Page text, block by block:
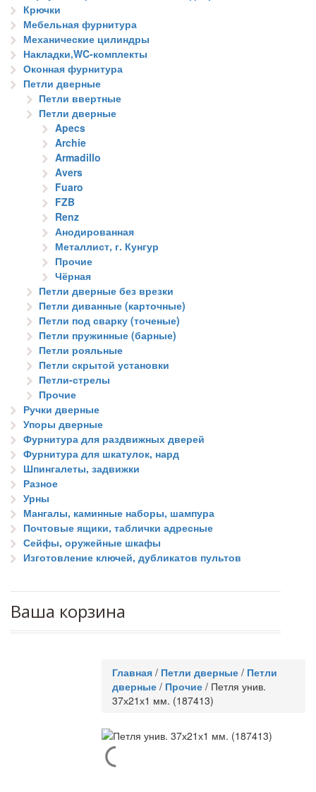
Крючки
Мебельная фурнитура
Механические цилиндры
Накладки,WC-комплекты
Оконная фурнитура
Петли дверные
Петли ввертные
Петли дверные
Apecs
Archie
Armadillo
Avers
Fuaro
FZB
Renz
Анодированная
Металлист, г. Кунгур
Прочие
Чёрная
Петли дверные без врезки
Петли диванные (карточные)
Петли под сварку (точеные)
Петли пружинные (барные)
Петли рояльные
Петли скрытой установки
Петли-стрелы
Прочие
Ручки дверные
Упоры дверные
Фурнитура для раздвижных дверей
Фурнитура для шкатулок, нард
Шпингалеты, задвижки
Разное
Урны
Мангалы, каминные наборы, шампура
Почтовые ящики, таблички адресные
Сейфы, оружейные шкафы
Изготовление ключей, дубликатов пультов
Ваша корзина
Главная / Петли дверные / Петли
дверные / Прочие / Петля унив.
37х21х1 мм. (187413)